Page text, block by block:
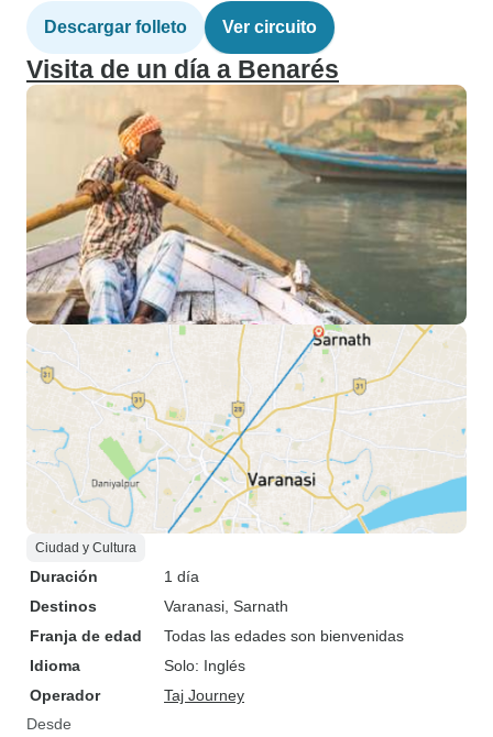
Descargar folleto Ver circuito
Visita de un día a Benarés
Ciudad y Cultura
Duración
1 día
Destinos
Varanasi , Sarnath
Franja de edad
Todas las edades son bienvenidas
Idioma
Solo: Inglés
Operador
Taj Journey
Desde